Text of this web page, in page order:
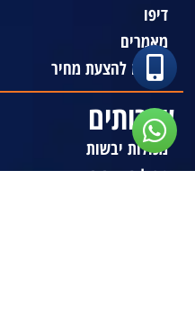
דיפו
מאמרים
בקשה להצעת מחיר
שירותים
מכולות יבשות
מכולות קירור